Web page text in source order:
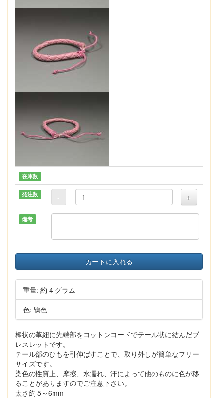
在庫数
発注数 - +
備考
カートに入れる
重量: 約 4 グラム
色: 鴇色
棒状の革紐に先端部をコットンコードでテール状に結んだブ
レスレットです。
テール部のひもを引伸ばすことで、取り外しが簡単なフリー
サイズです。
染色の性質上、摩擦、水濡れ、汗によって他のものに色が移
ることがありますのでご注意下さい。
太さ約 5～6mm